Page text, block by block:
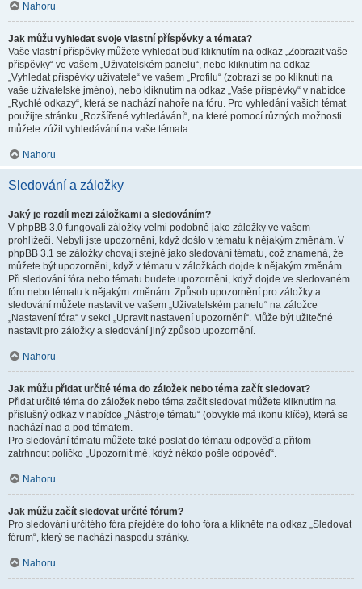
Nahoru
Jak můžu vyhledat svoje vlastní příspěvky a témata?
Vaše vlastní příspěvky můžete vyhledat buď kliknutím na odkaz „Zobrazit vaše
příspěvky“ ve vašem „Uživatelském panelu“, nebo kliknutím na odkaz
„Vyhledat příspěvky uživatele“ ve vašem „Profilu“ (zobrazí se po kliknutí na
vaše uživatelské jméno), nebo kliknutím na odkaz „Vaše příspěvky“ v nabídce
„Rychlé odkazy“, která se nachází nahoře na fóru. Pro vyhledání vašich témat
použijte stránku „Rozšířené vyhledávání“, na které pomocí různých možnosti
můžete zúžit vyhledávání na vaše témata.
Nahoru
Sledování a záložky
Jaký je rozdíl mezi záložkami a sledováním?
V phpBB 3.0 fungovali záložky velmi podobně jako záložky ve vašem
prohlížeči. Nebyli jste upozorněni, když došlo v tématu k nějakým změnám. V
phpBB 3.1 se záložky chovají stejně jako sledování tématu, což znamená, že
můžete být upozorněni, když v tématu v záložkách dojde k nějakým změnám.
Při sledování fóra nebo tématu budete upozorněni, když dojde ve sledovaném
fóru nebo tématu k nějakým změnám. Způsob upozornění pro záložky a
sledování můžete nastavit ve vašem „Uživatelském panelu“ na záložce
„Nastavení fóra“ v sekci „Upravit nastavení upozornění“. Může být užitečné
nastavit pro záložky a sledování jiný způsob upozornění.
Nahoru
Jak můžu přidat určité téma do záložek nebo téma začít sledovat?
Přidat určité téma do záložek nebo téma začít sledovat můžete kliknutím na
příslušný odkaz v nabídce „Nástroje tématu“ (obvykle má ikonu klíče), která se
nachází nad a pod tématem.
Pro sledování tématu můžete také poslat do tématu odpověď a přitom
zatrhnout políčko „Upozornit mě, když někdo pošle odpověď“.
Nahoru
Jak můžu začít sledovat určité fórum?
Pro sledování určitého fóra přejděte do toho fóra a klikněte na odkaz „Sledovat
fórum“, který se nachází naspodu stránky.
Nahoru